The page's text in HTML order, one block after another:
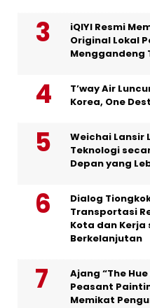
iQIYI Resmi
Original Lokal
Menggandeng
T’way Air
Korea, One
Weichai Lansir
Teknologi
Depan yang
Dialog
Transportasi
Kota dan
Berkelanjutan
Ajang “The
Peasant
Memikat